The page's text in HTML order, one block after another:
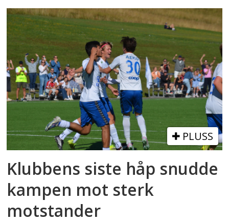
PLUSS
Klubbens siste håp snudde
kampen mot sterk
motstander